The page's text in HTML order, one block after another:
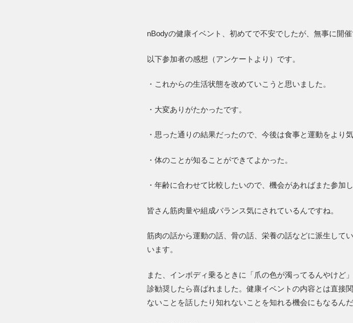
nBodyの健康イベント、初めてで不安でしたが、無事に開催
以下参加者の感想（アンケートより）です。
・これからの生活状態を改めていこうと思いました。
・大変ありがたかったです。
・思った通りの結果だったので、今後は食事と運動をより
・体のことが知ることができてよかった。
・年齢に合わせて比較したいので、機会があればまた参加し
皆さん筋肉量や組成バランス気にされているんですね。
筋肉の話から運動の話、骨の話、栄養の話などに派生して
います。
また、インボディ乗るときに「爪の色が濁ってるんやけど
診勧奨したら喜ばれました。健康イベントの内容とは直接
ないことを話したり知れないことを知れる機会にもなるん